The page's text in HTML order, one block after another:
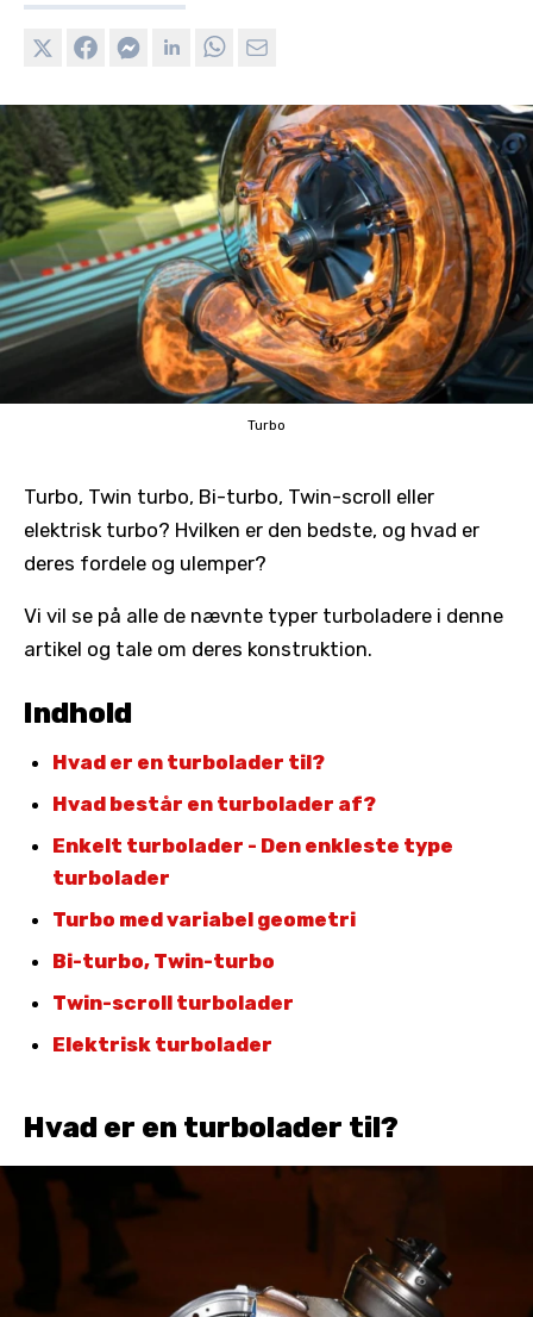
Turbo
Turbo, Twin turbo, Bi-turbo, Twin-scroll eller
elektrisk turbo? Hvilken er den bedste, og hvad er
deres fordele og ulemper?
Vi vil se på alle de nævnte typer turboladere i denne
artikel og tale om deres konstruktion.
Indhold
Hvad er en turbolader til?
Hvad består en turbolader af?
Enkelt turbolader - Den enkleste type
turbolader
Turbo med variabel geometri
Bi-turbo, Twin-turbo
Twin-scroll turbolader
Elektrisk turbolader
Hvad er en turbolader til?